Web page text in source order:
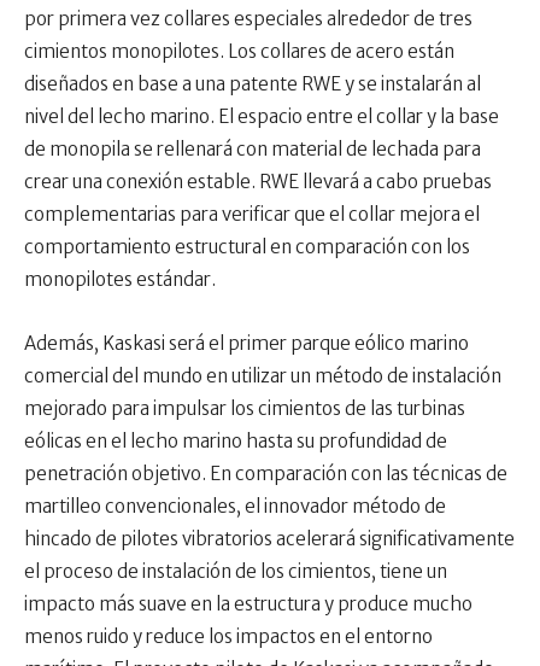
por primera vez collares especiales alrededor de tres
cimientos monopilotes. Los collares de acero están
diseñados en base a una patente RWE y se instalarán al
nivel del lecho marino. El espacio entre el collar y la base
de monopila se rellenará con material de lechada para
crear una conexión estable. RWE llevará a cabo pruebas
complementarias para verificar que el collar mejora el
comportamiento estructural en comparación con los
monopilotes estándar.
Además, Kaskasi será el primer parque eólico marino
comercial del mundo en utilizar un método de instalación
mejorado para impulsar los cimientos de las turbinas
eólicas en el lecho marino hasta su profundidad de
penetración objetivo. En comparación con las técnicas de
martilleo convencionales, el innovador método de
hincado de pilotes vibratorios acelerará significativamente
el proceso de instalación de los cimientos, tiene un
impacto más suave en la estructura y produce mucho
menos ruido y reduce los impactos en el entorno